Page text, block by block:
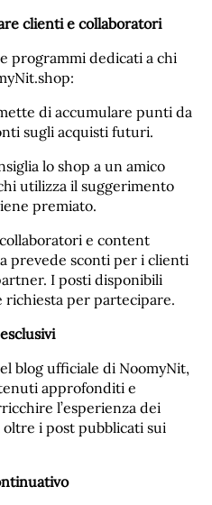
clienti e collaboratori
programmi dedicati a chi
di accumulare punti da
sugli acquisti futuri.
lo shop a un amico
utilizza il suggerimento
premiato.
e content
prevede sconti per i clienti
I posti disponibili
richiesta per partecipare.
blog ufficiale di NoomyNit,
approfonditi e
l’esperienza dei
i post pubblicati sui